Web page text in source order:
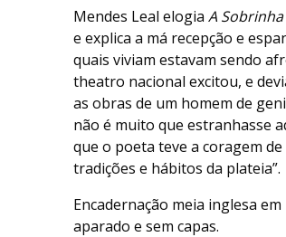
Mendes Leal elogia A Sobrinha
e explica a má recepção e
quais viviam estavam sendo
theatro nacional excitou, e
as obras de um homem de
não é muito que estranhasse
que o poeta teve a coragem
tradições e hábitos da plateia”.
Encadernação meia inglesa
aparado e sem capas.